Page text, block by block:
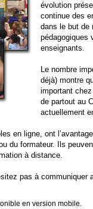
évolution
continue des
dans le but de
pédagogiques
enseignants.
Le nombre
déjà) montre
important
de partout au
actuellement
en ligne, ont
du formateur. Ils
à distance.
pas à communiquer
en version mobile.